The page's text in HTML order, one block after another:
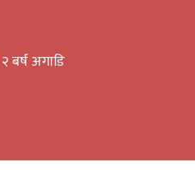
२ बर्ष अगाडि